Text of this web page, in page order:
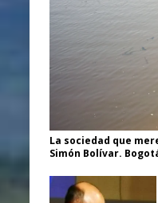
La sociedad que
Simón Bolívar.